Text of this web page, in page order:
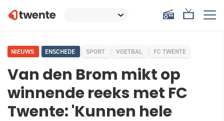
NIEUWS ENSCHEDE SPORT VOETBAL FC TWENTE
Van den Brom mikt op
winnende reeks met FC
Twente: 'Kunnen hele